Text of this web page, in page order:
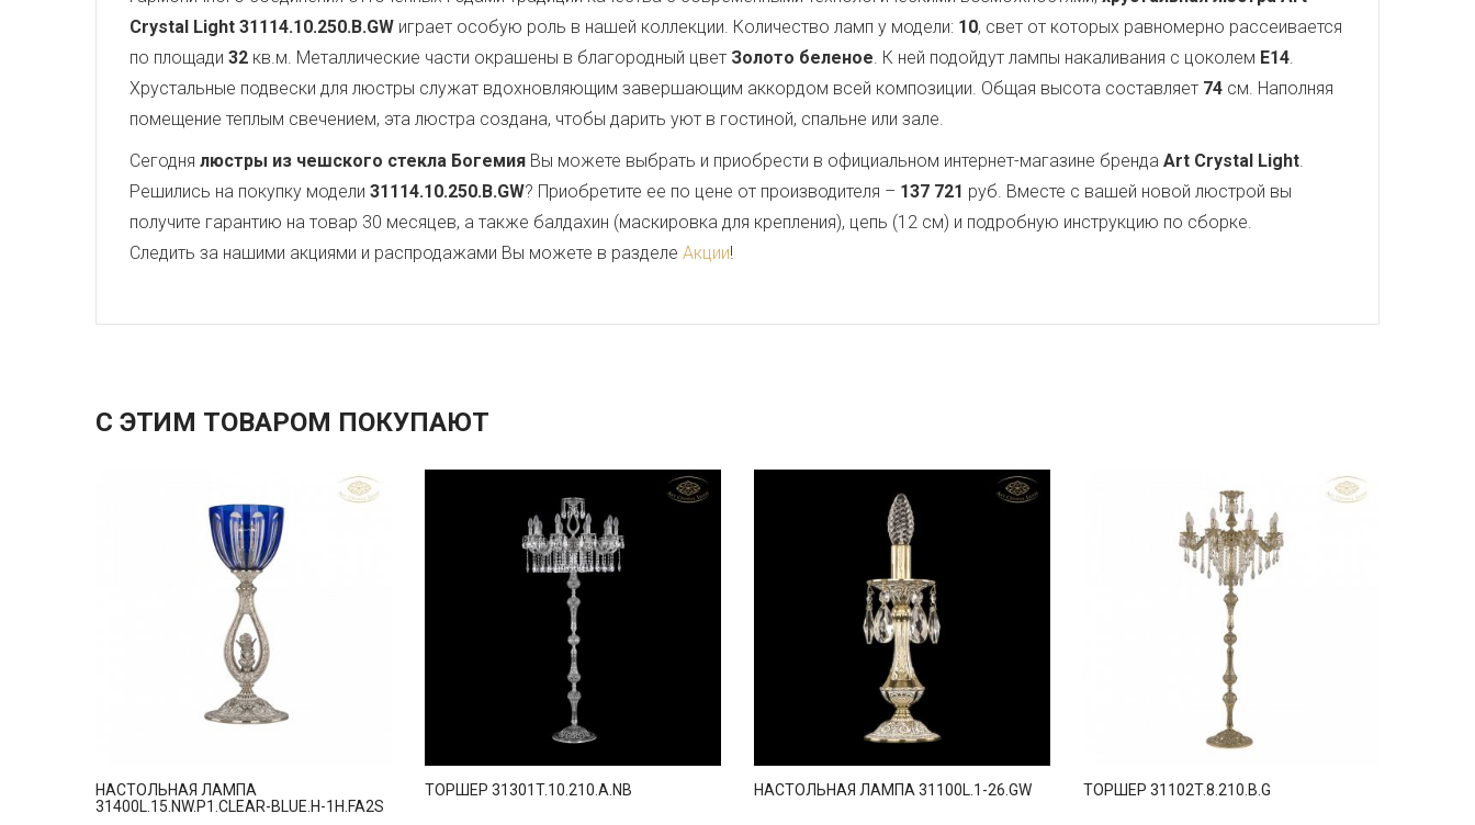
Crystal Light 31114.10.250.B.GW играет особую роль в нашей коллекции. Количество ламп у модели: 10, свет от которых равномерно рассеивается
по площади 32 кв.м. Металлические части окрашены в благородный цвет Золото беленое. К ней подойдут лампы накаливания с цоколем E14.
Хрустальные подвески для люстры служат вдохновляющим завершающим аккордом всей композиции. Общая высота составляет 74 см. Наполняя
помещение теплым свечением, эта люстра создана, чтобы дарить уют в гостиной, спальне или зале.
Сегодня люстры из чешского стекла Богемия Вы можете выбрать и приобрести в официальном интернет-магазине бренда Art Crystal Light.
Решились на покупку модели 31114.10.250.B.GW? Приобретите ее по цене от производителя – 137 721 руб. Вместе с вашей новой люстрой вы
получите гарантию на товар 30 месяцев, а также балдахин (маскировка для крепления), цепь (12 см) и подробную инструкцию по сборке.
Следить за нашими акциями и распродажами Вы можете в разделе Акции!
С ЭТИМ ТОВАРОМ ПОКУПАЮТ
НАСТОЛЬНАЯ ЛАМПА
31400L.15.NW.P1.CLEAR-BLUE.H-1H.FA2S
ТОРШЕР 31301T.10.210.A.NB НАСТОЛЬНАЯ ЛАМПА 31100L.1-26.GW ТОРШЕР 31102T.8.210.B.G